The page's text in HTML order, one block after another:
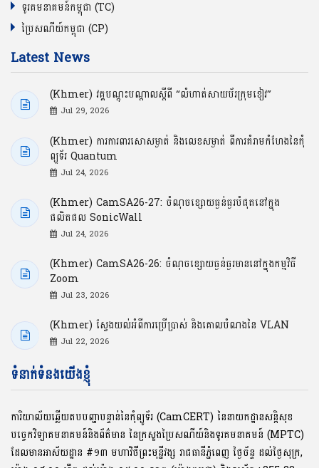
ទូរគមនាគមន៍កម្ពុជា (TC)
ប្រៃសណីយ៍កម្ពុជា (CP)
Latest News
(Khmer) វគ្គបណ្ដុះបណ្ដាលស្ដីពី “លំហាត់សាយប័រក្រុមខៀវ”
Jul 29, 2026
(Khmer) ការការពារសោសម្ងាត់ និងលេខសម្ងាត់ ពីការគំរាមកំហែងនៃកុំ
ព្យូទ័រ Quantum
Jul 24, 2026
(Khmer) CamSA26-27: ចំណុចខ្សោយធ្ងន់ធ្ងរបំផុតនៅក្នុង
ផលិតផល SonicWall
Jul 24, 2026
(Khmer) CamSA26-26: ចំណុចខ្សោយធ្ងន់ធ្ងរមាននៅក្នុងកម្មវិធី
Zoom
Jul 23, 2026
(Khmer) ស្វែងយល់អំពីការប្រើប្រាស់ និងគោលបំណងនៃ VLAN
Jul 22, 2026
ទំនាក់ទំនងយើងខ្ញុំ
ការិយាល័យឆ្លើយតបបញ្ហាបន្ទាន់នៃកុំព្យូទ័រ (CamCERT) នៃនាយកដ្ឋានសន្តិសុខ
បច្ចេកវិទ្យាគមនាគមន៍និងព័ត៌មាន នៃក្រសួងប្រៃសណីយ៍និងទូរគមនាគមន៍ (MPTC)
ដែលមានអាស័យដ្ឋាន #១៣ មហាវិថីព្រះមុនី្នវង្ស រាជធានីភ្នំពេញ ថ្ងៃច័ន្ទ ដល់ថ្ងៃសុក្រ,